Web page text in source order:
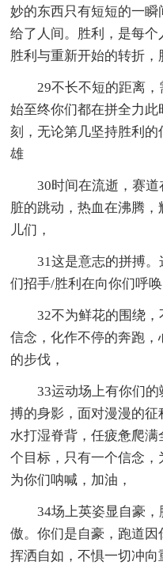
妙的东西只有短短的一
给了人间。胜利，是每
胜利与重新开始的转折，
29不长不短的距离
始至终你们都在拼全力
刻，无论第几坚持胜利
雄
30时间在流逝，赛
脏的跳动，热血在沸腾
儿们，
31这是意志的拼搏
们招手/胜利在向你们呼唤
32不为鲜花的围绕
信念，化作不停的奔跑
的步伐，
33运动场上有你们
搏的身影，面对漫漫的
水打湿脊背，任疲惫爬
个目标，只有一个信念
为你们呐喊，加油，
34场上英姿显自豪
傲。你们是自豪，跑道
挥洒自如，不惧一切冲向